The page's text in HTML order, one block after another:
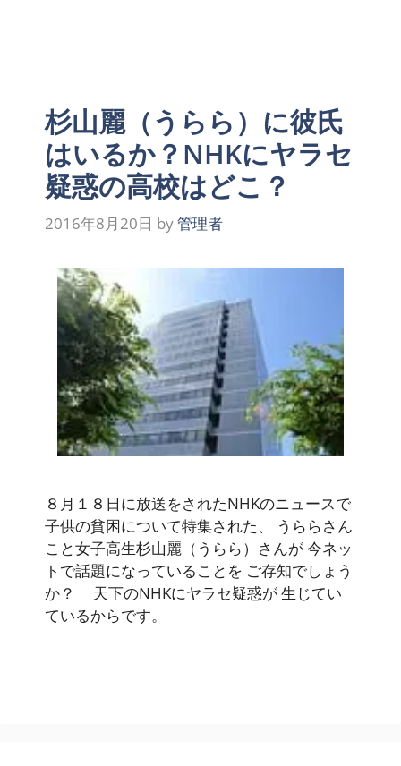
杉山麗（うらら）に彼氏
はいるか？NHKにヤラセ
疑惑の高校はどこ？
2016年8月20日 by管理者
８月１８日に放送をされたNHKのニュースで
子供の貧困について特集された、 うららさん
こと女子高生杉山麗（うらら）さんが 今ネッ
トで話題になっていることを ご存知でしょう
か？ 天下のNHKにヤラセ疑惑が 生じてい
ているからです。